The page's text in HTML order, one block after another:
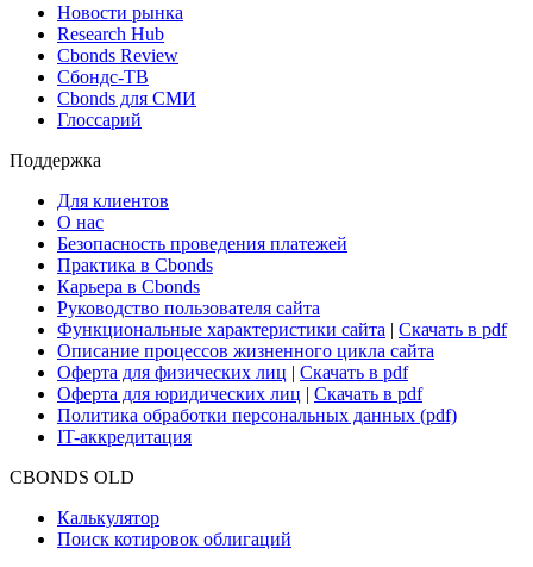
Новости рынка
Research Hub
Cbonds Review
Сбондс-ТВ
Cbonds для СМИ
Глоссарий
Поддержка
Для клиентов
О нас
Безопасность проведения платежей
Практика в Cbonds
Карьера в Cbonds
Руководство пользователя сайта
Функциональные характеристики сайта | Скачать в pdf
Описание процессов жизненного цикла сайта
Оферта для физических лиц | Скачать в pdf
Оферта для юридических лиц | Скачать в pdf
Политика обработки персональных данных (pdf)
IT-аккредитация
CBONDS OLD
Калькулятор
Поиск котировок облигаций